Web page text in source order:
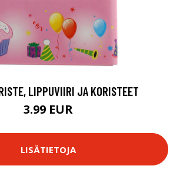
LIPPUVIIRI JA KORISTEET
3.99 EUR
LISÄTIETOJA